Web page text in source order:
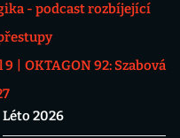
- podcast rozbíjející
9
OKTAGON 92: Szabová
Léto 2026